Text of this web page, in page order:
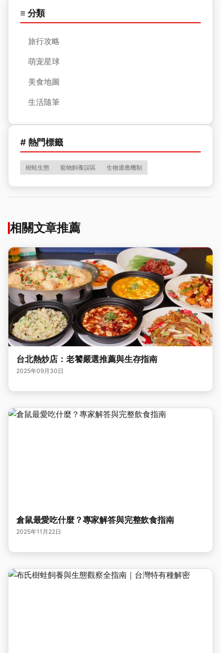
≡ 分類
旅行攻略
萌宠星球
美食地圖
生活隨筆
# 熱門標籤
樹蛙生態 寵物飼養誤區 生物適應機制
相關文章推薦
台北熱炒店：老饕嚴選推薦與生存指南
2025年09月30日
倉鼠最愛吃什麼？專家解答與完整飲食指南
2025年11月22日